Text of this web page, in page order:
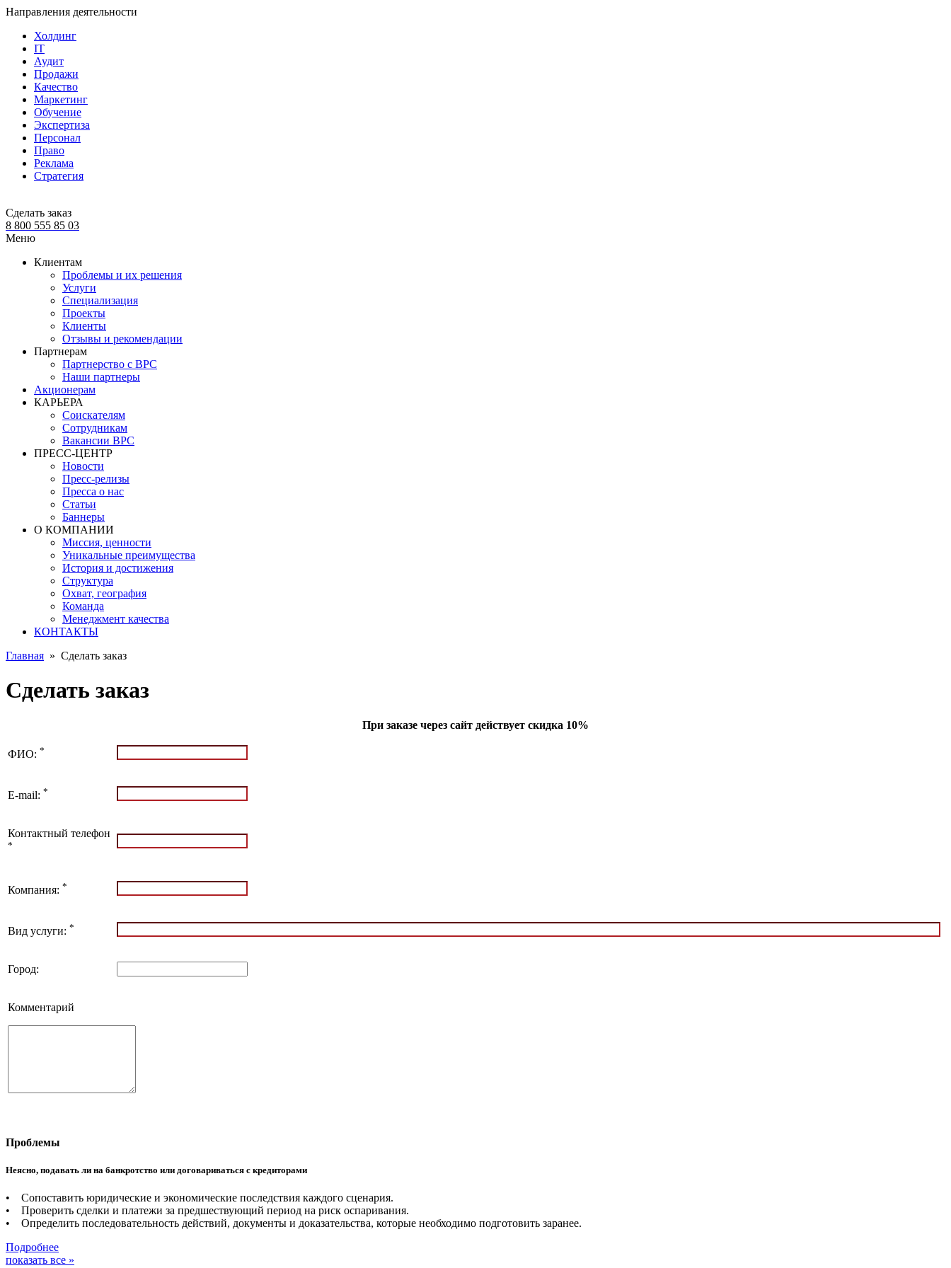
Направления деятельности
Холдинг
IT
Аудит
Продажи
Качество
Маркетинг
Обучение
Экспертиза
Персонал
Право
Реклама
Стратегия
Сделать заказ
8 800 555 85 03
Меню
Клиентам
Проблемы и их решения
Услуги
Специализация
Проекты
Клиенты
Отзывы и рекомендации
Партнерам
Партнерство с BPC
Наши партнеры
Акционерам
КАРЬЕРА
Соискателям
Сотрудникам
Вакансии BPC
ПРЕСС-ЦЕНТР
Новости
Пресс-релизы
Пресса о нас
Статьи
Баннеры
О КОМПАНИИ
Миссия, ценности
Уникальные преимущества
История и достижения
Структура
Охват, география
Команда
Менеджмент качества
КОНТАКТЫ
Главная » Сделать заказ
Сделать заказ
При заказе через сайт действует скидка 10%
ФИО: *
E-mail: *
Контактный телефон
*
Компания: *
Вид услуги: *
Город:
Комментарий
Проблемы
Неясно, подавать ли на банкротство или договариваться с кредиторами
• Сопоставить юридические и экономические последствия каждого сценария.
• Проверить сделки и платежи за предшествующий период на риск оспаривания.
• Определить последовательность действий, документы и доказательства, которые необходимо подготовить заранее.
Подробнее
показать все »